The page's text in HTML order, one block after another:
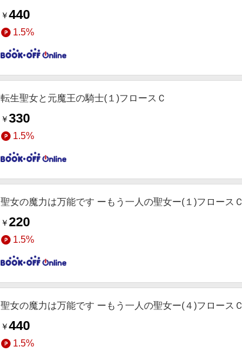
￥440
1.5%
転生聖女と元魔王の騎士(１)フロースＣ
￥330
1.5%
聖女の魔力は万能です ーもう一人の聖女ー(１)フロースＣ
￥220
1.5%
聖女の魔力は万能です ーもう一人の聖女ー(４)フロースＣ
￥440
1.5%